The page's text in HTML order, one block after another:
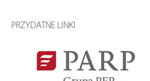
PRZYDATNE LINKI